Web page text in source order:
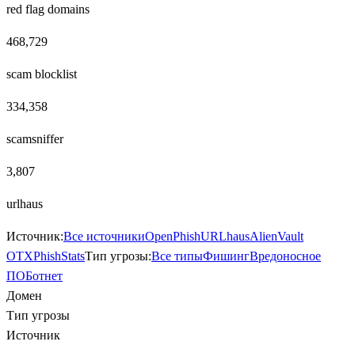
red flag domains
468,729
scam blocklist
334,358
scamsniffer
3,807
urlhaus
Источник:Все источникиOpenPhishURLhausAlienVault
OTXPhishStatsТип угрозы:Все типыФишингВредоносное
ПОБотнет
Домен
Тип угрозы
Источник